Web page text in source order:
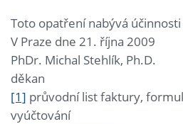
Toto opatření nabývá
V Praze dne 21. října 2009
PhDr. Michal Stehlík, Ph.D.
děkan
[1] průvodní list faktury,
vyúčtování